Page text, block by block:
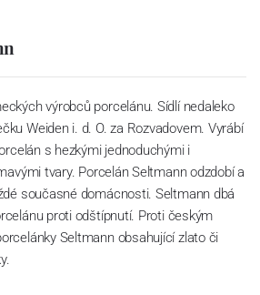
výrobců porcelánu. Sídlí nedaleko
Weiden i. d. O. za Rozvadovem. Vyrábí
s hezkými jednoduchými i
tvary. Porcelán Seltmann odzdobí a
současné domácnosti. Seltmann dbá
proti odštípnutí. Proti českým
Seltmann obsahující zlato či